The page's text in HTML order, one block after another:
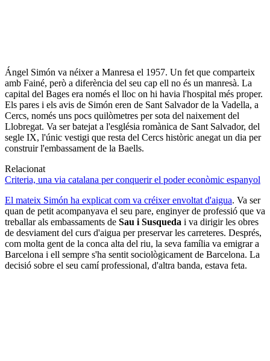
Ángel Simón va néixer a Manresa el 1957. Un fet que comparteix
amb Fainé, però a diferència del seu cap ell no és un manresà. La
capital del Bages era només el lloc on hi havia l'hospital més proper.
Els pares i els avis de Simón eren de Sant Salvador de la Vadella, a
Cercs, només uns pocs quilòmetres per sota del naixement del
Llobregat. Va ser batejat a l'església romànica de Sant Salvador, del
segle IX, l'únic vestigi que resta del Cercs històric anegat un dia per
construir l'embassament de la Baells.
Relacionat
Criteria, una via catalana per conquerir el poder econòmic espanyol
El mateix Simón ha explicat com va créixer envoltat d'aigua. Va ser
quan de petit acompanyava el seu pare, enginyer de professió que va
treballar als embassaments de Sau i Susqueda i va dirigir les obres
de desviament del curs d'aigua per preservar les carreteres. Després,
com molta gent de la conca alta del riu, la seva família va emigrar a
Barcelona i ell sempre s'ha sentit sociològicament de Barcelona. La
decisió sobre el seu camí professional, d'altra banda, estava feta.